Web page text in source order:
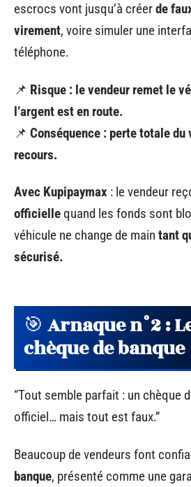
escrocs vont jusqu’à créerde
virement, voire simuler une
téléphone.
📌 Risque : le vendeur remet le
l’argent est en route.
📌 Conséquence : perte totale du
recours.
Avec Kupipaymax : le vendeur
officiellequand les fonds sont
véhicule ne change de main tant
sécurisé.
🎯 Arnaque n°2 :
chèque de banque
“Tout semble parfait : un chèque
officiel… mais tout est faux.”
Beaucoup de vendeurs font
banque, présenté comme une